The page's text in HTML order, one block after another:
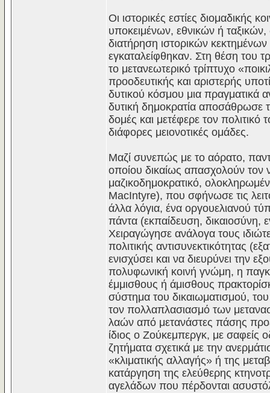
Οι ιστορικές εστίες διομαδικής
υποκειμένων, εθνικών ή ταξικών,
διατήρηση ιστορικών κεκτημένων
εγκαταλείφθηκαν. Στη θέση του
το μετανεωτερικό τρίπτυχο
προοδευτικής και αριστερής
δυτικού κόσμου μια πραγματικά
δυτική δημοκρατία αποσάθρωσε
δομές και μετέφερε τον πολιτικό
διάφορες μειονοτικές ομάδες.
Μαζί συνεπώς με το αόρατο,
οποίου δικαίως απασχολούν τον
μαζικοδημοκρατικό,
MacIntyre), που σφήνωσε τις
άλλα λόγια, ένα oργουελιανού
πάντα (εκπαίδευση, δικαιοσύνη,
Χειραγώγησε ανάλογα τους
πολιτικής αντισυνεκτικότητας
ενισχύσει και να διευρύνει την
πολυφωνική κοινή γνώμη, η
έμμισθους ή άμισθους
σύστημα του δικαιωματισμού,
τον πολλαπλασιασμό των
λαών από μετανάστες πάσης
ίδιος ο Ζούκεμπεργκ, με
ζητήματα σχετικά με την
«κλιματικής αλλαγής» ή της
κατάργηση της ελεύθερης
αγελάδων που πέρδονται